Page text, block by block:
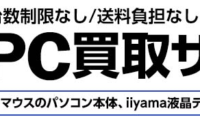
修理・サポート&サービス
オーダーステータスについて